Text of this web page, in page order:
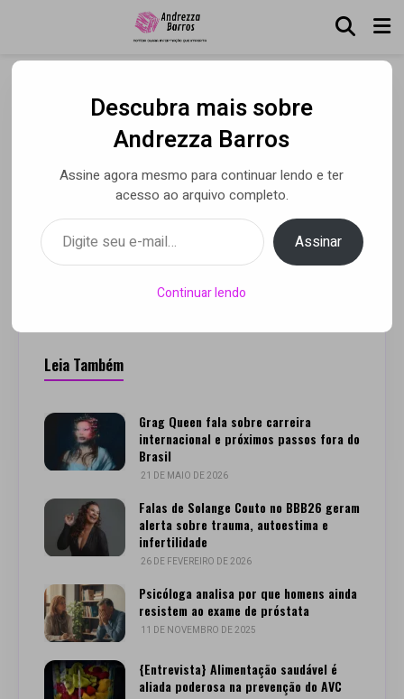
Mona Vilardo Fala da
Carreira e Como Dalva de
Oliveira se Tornou Sua
Inspiração
Por Andrezza Barros• 02 maio 2020
Leia Também
Grag Queen fala sobre carreira
internacional e próximos passos fora do
Brasil
21 DE MAIO DE 2026
Falas de Solange Couto no BBB26 geram
alerta sobre trauma, autoestima e
infertilidade
26 DE FEVEREIRO DE 2026
Psicóloga analisa por que homens ainda
resistem ao exame de próstata
11 DE NOVEMBRO DE 2025
{Entrevista} Alimentação saudável é
aliada poderosa na prevenção do AVC
Descubra mais sobre
Andrezza Barros
Assine agora mesmo para continuar lendo e ter
acesso ao arquivo completo.
Digite seu e-mail…
Assinar
Continuar lendo